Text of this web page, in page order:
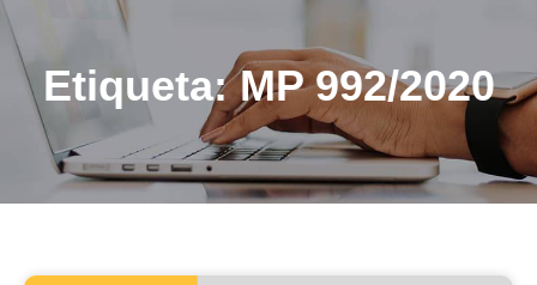
Etiqueta: MP 992/2020